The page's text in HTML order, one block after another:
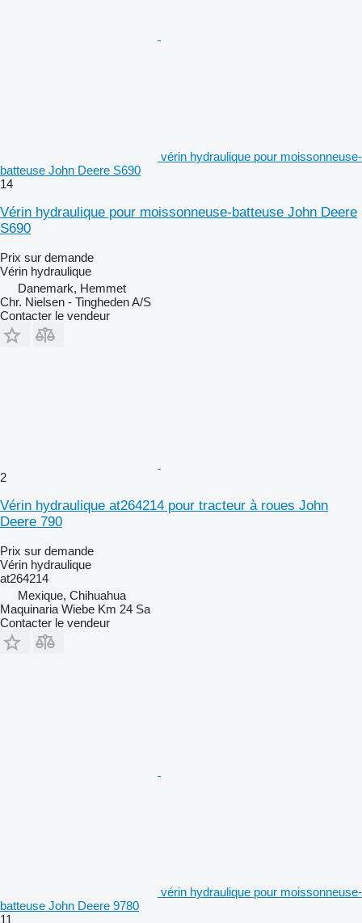
vérin hydraulique pour moissonneuse-
batteuse John Deere S690
14
Vérin hydraulique pour moissonneuse-batteuse John Deere
S690
Prix sur demande
Vérin hydraulique
Danemark, Hemmet
Chr. Nielsen - Tingheden A/S
Contacter le vendeur
2
Vérin hydraulique at264214 pour tracteur à roues John
Deere 790
Prix sur demande
Vérin hydraulique
at264214
Mexique, Chihuahua
Maquinaria Wiebe Km 24 Sa
Contacter le vendeur
vérin hydraulique pour moissonneuse-
batteuse John Deere 9780
11